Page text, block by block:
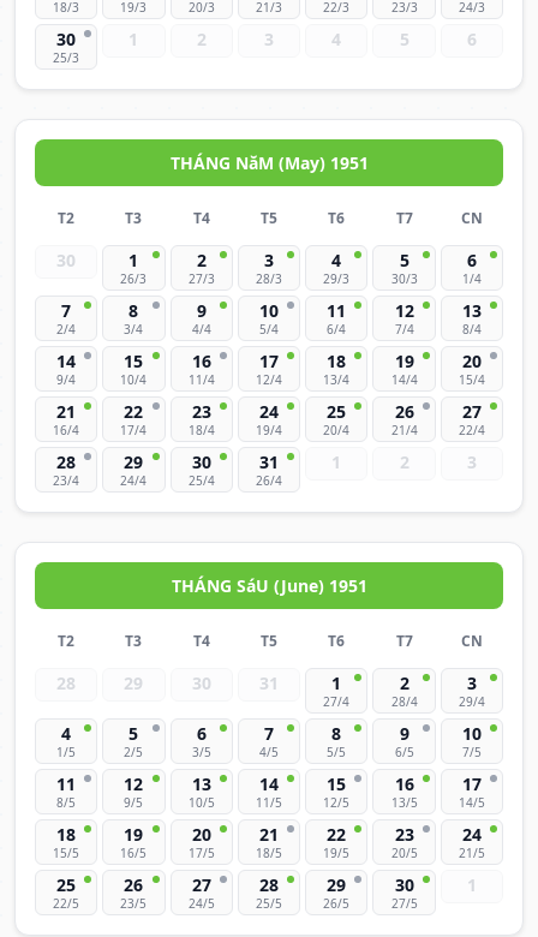
18/3 19/3 20/3 21/3 22/3 23/3 24/3
30
25/3
1 2 3 4 5 6
THÁNG NăM (May) 1951
T2 T3 T4 T5 T6 T7 CN
30 1
26/3
2
27/3
3
28/3
4
29/3
5
30/3
6
1/4
7
2/4
8
3/4
9
4/4
10
5/4
11
6/4
12
7/4
13
8/4
14
9/4
15
10/4
16
11/4
17
12/4
18
13/4
19
14/4
20
15/4
21
16/4
22
17/4
23
18/4
24
19/4
25
20/4
26
21/4
27
22/4
28
23/4
29
24/4
30
25/4
31
26/4
1 2 3
THÁNG SáU (June) 1951
T2 T3 T4 T5 T6 T7 CN
28 29 30 31 1
27/4
2
28/4
3
29/4
4
1/5
5
2/5
6
3/5
7
4/5
8
5/5
9
6/5
10
7/5
11
8/5
12
9/5
13
10/5
14
11/5
15
12/5
16
13/5
17
14/5
18
15/5
19
16/5
20
17/5
21
18/5
22
19/5
23
20/5
24
21/5
25
22/5
26
23/5
27
24/5
28
25/5
29
26/5
30
27/5
1